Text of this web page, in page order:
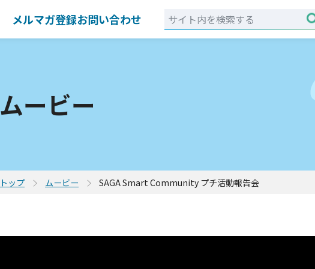
メルマガ登録お問い合わせ
ムービー
トップ ムービー SAGA Smart Community プチ活動報告会